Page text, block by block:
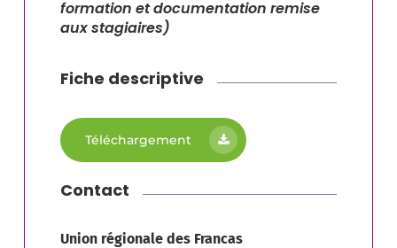
formation et documentation remise
aux stagiaires)
Fiche descriptive
Téléchargement
Contact
Union régionale des Francas